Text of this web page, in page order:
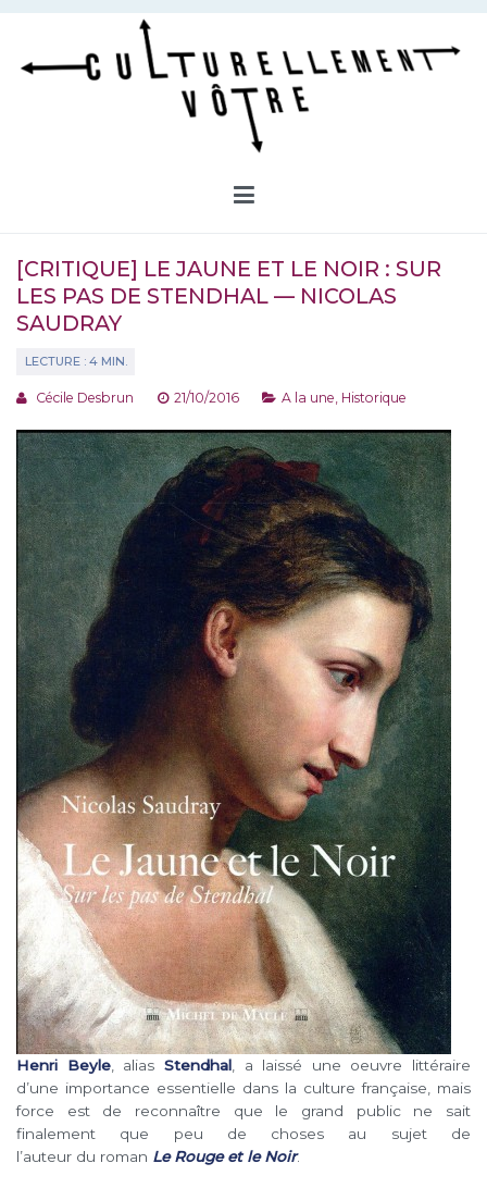
Aller
contenu
[CRITIQUE] LE JAUNE ET LE NOIR : SUR
LES PAS DE STENDHAL — NICOLAS
SAUDRAY
Cécile Desbrun 21/10/2016 A la une Historique
Henri Beyle, alias Stendhal, a laissé une oeuvre littéraire
d’une importance essentielle dans la culture française, mais
force est de reconnaître que le grand public ne sait
finalement que peu de choses au sujet de
l’auteur du roman Le Rouge et le Noir.